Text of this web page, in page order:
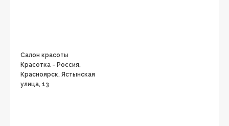
Салон красоты
Красотка - Россия,
Красноярск, Ястынская
улица, 13